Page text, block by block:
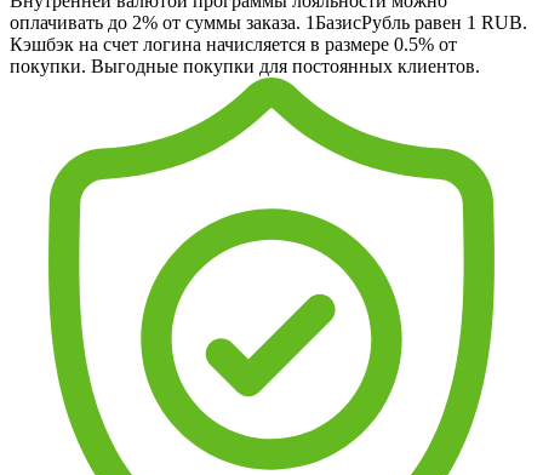
оплачивать до 2% от суммы заказа. 1БазисРубль равен 1 RUB.
Кэшбэк на счет логина начисляется в размере 0.5% от
покупки. Выгодные покупки для постоянных клиентов.